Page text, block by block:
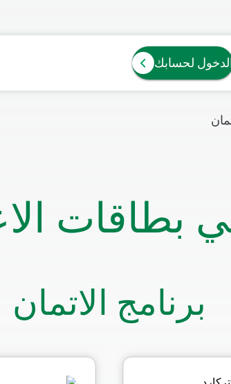
لحسابك
بطاقات
برنامج الاتمان